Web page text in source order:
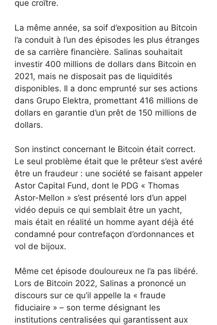
que croître.
La même année, sa soif d’exposition au Bitcoin
l’a conduit à l’un des épisodes les plus étranges
de sa carrière financière. Salinas souhaitait
investir 400 millions de dollars dans Bitcoin en
2021, mais ne disposait pas de liquidités
disponibles. Il a donc emprunté sur ses actions
dans Grupo Elektra, promettant 416 millions de
dollars en garantie d’un prêt de 150 millions de
dollars.
Son instinct concernant le Bitcoin était correct.
Le seul problème était que le prêteur s’est avéré
être un fraudeur : une société se faisant appeler
Astor Capital Fund, dont le PDG « Thomas
Astor-Mellon » s’est présenté lors d’un appel
vidéo depuis ce qui semblait être un yacht,
mais était en réalité un homme ayant déjà été
condamné pour contrefaçon d’ordonnances et
vol de bijoux.
Même cet épisode douloureux ne l’a pas libéré.
Lors de Bitcoin 2022, Salinas a prononcé un
discours sur ce qu’il appelle la « fraude
fiduciaire » – son terme désignant les
institutions centralisées qui garantissent aux